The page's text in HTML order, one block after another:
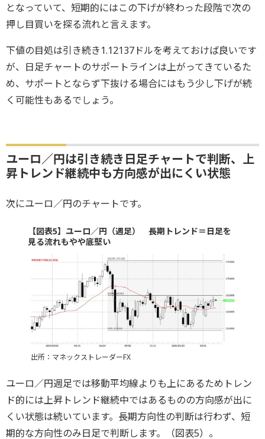
となっていて、短期的にはこの下げが終わった段階で次の
押し目買いを探る流れと言えます。
下値の目処は引き続き1.12137ドルを考えておけば良いです
が、日足チャートのサポートラインは上がってきているた
め、サポートとならず下抜ける場合にはもう少し下げが続
く可能性もあるでしょう。
ユーロ／円は引き続き日足チャートで判断、上
昇トレンド継続中も方向感が出にくい状態
次にユーロ／円のチャートです。
【図表5】ユーロ／円（週足） 長期トレンド＝日足を
見る流れもやや底堅い
出所：マネックストレーダーFX
ユーロ／円週足では移動平均線よりも上にあるためトレン
ド的には上昇トレンド継続中ではあるものの方向感が出に
くい状態は続いています。長期方向性の判断は行わず、短
期的な方向性のみ日足で判断します。（図表5）。